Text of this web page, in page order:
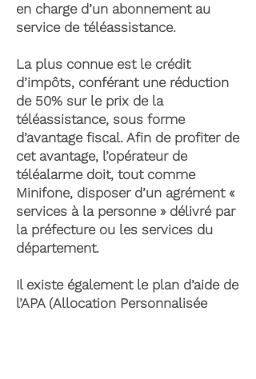
en charge d’un abonnement au
service de téléassistance.
La plus connue est le crédit
d’impôts, conférant une réduction
de 50% sur le prix de la
téléassistance, sous forme
d’avantage fiscal. Afin de profiter de
cet avantage, l’opérateur de
téléalarme doit, tout comme
Minifone, disposer d’un agrément «
services à la personne » délivré par
la préfecture ou les services du
département.
Il existe également le plan d’aide de
l’APA (Allocation Personnalisée